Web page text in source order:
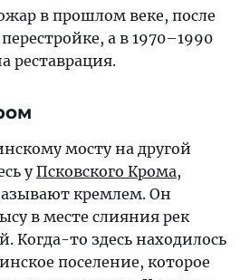
в прошлом веке, после
а в 1970–1990
реставрация.
мосту на другой
уПсковского Крома,
кремлем. Он
в месте слияния рек
Когда-то здесь находилось
поселение, которое